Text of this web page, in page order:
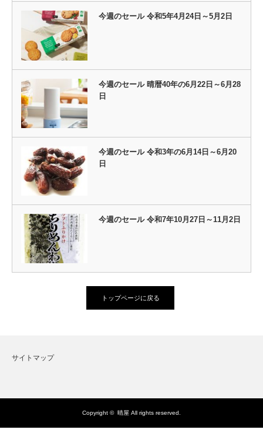
今週のセール 令和5年4月24日～5月2日
今週のセール 晴暦40年の6月22日～6月28
日
今週のセール 令和3年の6月14日～6月20
日
今週のセール 令和7年10月27日～11月2日
トップページに戻る
サイトマップ
Copyright © 晴屋 All rights reserved.